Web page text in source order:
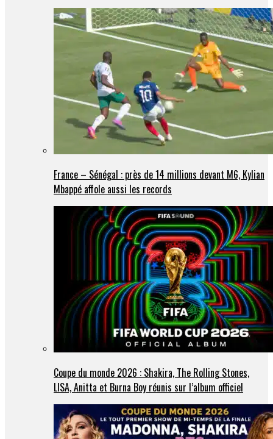
France – Sénégal : près de 14 millions devant M6, Kylian
Mbappé affole aussi les records
Coupe du monde 2026 : Shakira, The Rolling Stones,
LISA, Anitta et Burna Boy réunis sur l’album officiel